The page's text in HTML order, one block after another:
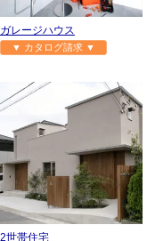
ガレージハウス
▼ カタログ請求 ▼
2世帯住宅